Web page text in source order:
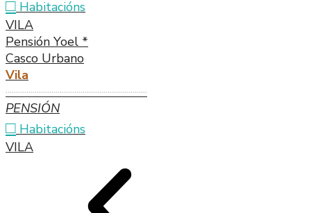
□ Habitacións
VILA
Pensión Yoel *
Casco Urbano
Vila
····································································
PENSIÓN
□ Habitacións
VILA